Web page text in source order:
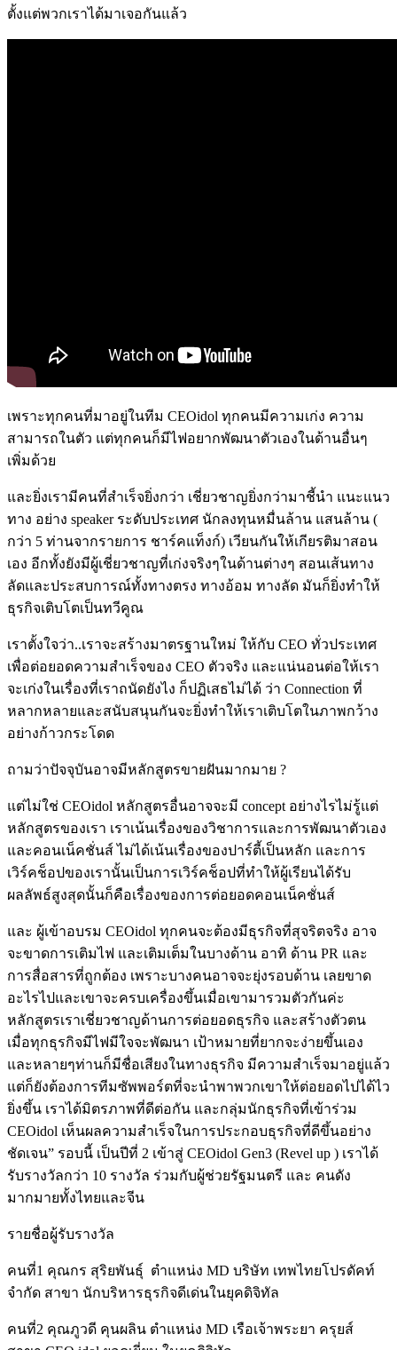
ตั้งแต่พวกเราได้มาเจอกันแล้ว
เพราะทุกคนที่มาอยู่ในทีม CEOidol ทุกคนมีความเก่ง ความ
สามารถในตัว แต่ทุกคนก็มีไฟอยากพัฒนาตัวเองในด้านอื่นๆ
เพิ่มด้วย
และยิ่งเรามีคนที่สำเร็จยิ่งกว่า เชี่ยวชาญยิ่งกว่ามาชี้นำ แนะแนว
ทาง อย่าง speaker ระดับประเทศ นักลงทุนหมื่นล้าน แสนล้าน (
กว่า 5 ท่านจากรายการ ชาร์คแท็งก์) เวียนกันให้เกียรติมาสอน
เอง อีกทั้งยังมีผู้เชี่ยวชาญที่เก่งจริงๆในด้านต่างๆ สอนเส้นทาง
ลัดและประสบการณ์ทั้งทางตรง ทางอ้อม ทางลัด มันก็ยิ่งทำให้
ธุรกิจเติบโตเป็นทวีคูณ
เราตั้งใจว่า..เราจะสร้างมาตรฐานใหม่ ให้กับ CEO ทั่วประเทศ
เพื่อต่อยอดความสำเร็จของ CEO ตัวจริง และแน่นอนต่อให้เรา
จะเก่งในเรื่องที่เราถนัดยังไง ก็ปฏิเสธไม่ได้ ว่า Connection ที่
หลากหลายและสนับสนุนกันจะยิ่งทำให้เราเติบโตในภาพกว้าง
อย่างก้าวกระโดด
ถามว่าปัจจุบันอาจมีหลักสูตรขายฝันมากมาย ?
แต่ไม่ใช่ CEOidol หลักสูตรอื่นอาจจะมี concept อย่างไรไม่รู้แต่
หลักสูตรของเรา เราเน้นเรื่องของวิชาการและการพัฒนาตัวเอง
และคอนเน็คชั่นส์ ไม่ได้เน้นเรื่องของปาร์ตี้เป็นหลัก และการ
เวิร์คช็อปของเรานั้นเป็นการเวิร์คช็อปที่ทำให้ผู้เรียนได้รับ
ผลลัพธ์สูงสุดนั้นก็คือเรื่องของการต่อยอดคอนเน็คชั่นส์
และ ผู้เข้าอบรม CEOidol ทุกคนจะต้องมีธุรกิจที่สุจริตจริง อาจ
จะขาดการเติมไฟ และเติมเต็มในบางด้าน อาทิ ด้าน PR และ
การสื่อสารที่ถูกต้อง เพราะบางคนอาจจะยุ่งรอบด้าน เลยขาด
อะไรไปและเขาจะครบเครื่องขึ้นเมื่อเขามารวมตัวกันค่ะ
หลักสูตรเราเชี่ยวชาญด้านการต่อยอดธุรกิจ และสร้างตัวตน
เมื่อทุกธุรกิจมีไฟมีใจจะพัฒนา เป้าหมายที่ยากจะง่ายขึ้นเอง
และหลายๆท่านก็มีชื่อเสียงในทางธุรกิจ มีความสำเร็จมาอยู่แล้ว
แต่ก็ยังต้องการทีมซัพพอร์ตที่จะนำพาพวกเขาให้ต่อยอดไปได้ไว
ยิ่งขึ้น เราได้มิตรภาพที่ดีต่อกัน และกลุ่มนักธุรกิจที่เข้าร่วม
CEOidol เห็นผลความสำเร็จในการประกอบธุรกิจที่ดีขึ้นอย่าง
ชัดเจน” รอบนี้ เป็นปีที่ 2 เข้าสู่ CEOidol Gen3 (Revel up ) เราได้
รับรางวัลกว่า 10 รางวัล ร่วมกับผู้ช่วยรัฐมนตรี และ คนดัง
มากมายทั้งไทยและจีน
รายชื่อผู้รับรางวัล
คนที่1 คุณกร สุริยพันธุ์ ตำแหน่ง MD บริษัท เทพไทยโปรดัคท์
จำกัด สาขา นักบริหารธุรกิจดีเด่นในยุคดิจิทัล
คนที่2 คุณภูวดี คุนผลิน ตำแหน่ง MD เรือเจ้าพระยา ครุยส์